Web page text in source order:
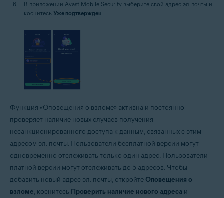
В приложении Avast Mobile Security выберите свой адрес эл. почты и
коснитесь Уже подтвержден.
Функция «Оповещения о взломе» активна и постоянно
проверяет наличие новых случаев получения
несанкционированного доступа к данным, связанных с этим
адресом эл. почты. Пользователи бесплатной версии могут
одновременно отслеживать только один адрес. Пользователи
платной версии могут отслеживать до 5 адресов. Чтобы
добавить новый адрес эл. почты, откройте Оповещения о
взломе, коснитесь Проверить наличие нового адреса и